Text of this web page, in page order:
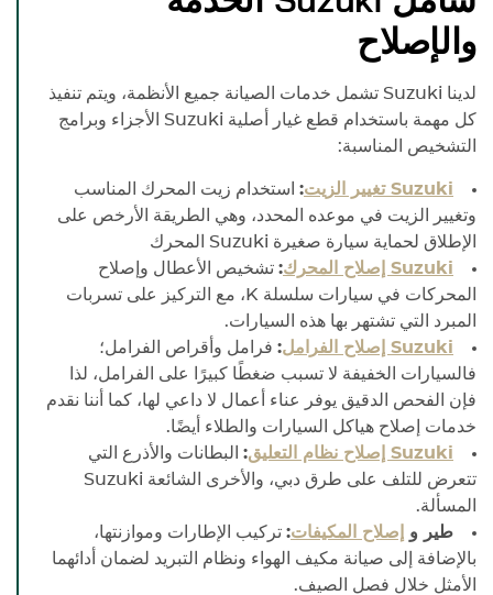
والإصلاح
لدينا Suzuki تشمل خدمات الصيانة جميع الأنظمة، ويتم تنفيذ
كل مهمة باستخدام قطع غيار أصلية Suzuki الأجزاء وبرامج
التشخيص المناسبة:
Suzuki تغيير الزيت: استخدام زيت المحرك المناسب
وتغيير الزيت في موعده المحدد، وهي الطريقة الأرخص على
الإطلاق لحماية سيارة صغيرة Suzuki المحرك
Suzuki إصلاح المحرك: تشخيص الأعطال وإصلاح
المحركات في سيارات سلسلة K، مع التركيز على تسربات
المبرد التي تشتهر بها هذه السيارات.
Suzuki إصلاح الفرامل: فرامل وأقراص الفرامل؛
فالسيارات الخفيفة لا تسبب ضغطًا كبيرًا على الفرامل، لذا
فإن الفحص الدقيق يوفر عناء أعمال لا داعي لها، كما أننا نقدم
خدمات إصلاح هياكل السيارات والطلاء أيضًا.
Suzuki إصلاح نظام التعليق: البطانات والأذرع التي
تتعرض للتلف على طرق دبي، والأخرى الشائعة Suzuki
المسألة.
طير و
إصلاح المكيفات: تركيب الإطارات وموازنتها،
بالإضافة إلى صيانة مكيف الهواء ونظام التبريد لضمان أدائهما
الأمثل خلال فصل الصيف.